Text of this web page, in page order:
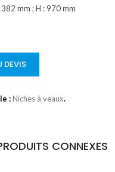
mm ; H : 970 mm
DEVIS
:Niches à veaux.
CONNEXES